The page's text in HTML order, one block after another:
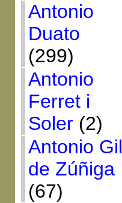
Antonio
Duato
(299)
Antonio
Ferret i
Soler(2)
Antonio Gil
de Zúñiga
(67)